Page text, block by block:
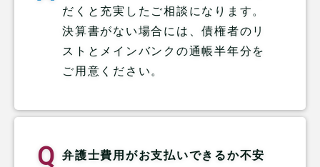
だくと充実したご相談になります。
決算書がない場合には、債権者のリ
ストとメインバンクの通帳半年分を
ご用意ください。
弁護士費用がお支払いできるか不安